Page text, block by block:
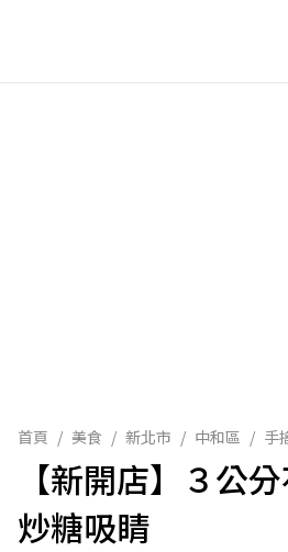
首頁 / 美食 / 新北市 / 中和區 / 手
【新開店】３公
炒糖吸睛